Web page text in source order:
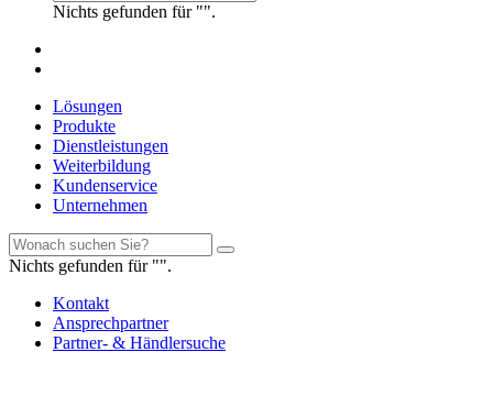
Nichts gefunden für "".
Lösungen
Produkte
Dienstleistungen
Weiterbildung
Kundenservice
Unternehmen
Nichts gefunden für "".
Kontakt
Ansprechpartner
Partner- & Händlersuche